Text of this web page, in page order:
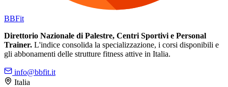
BBFit
Direttorio Nazionale di Palestre, Centri Sportivi e Personal
Trainer. L'indice consolida la specializzazione, i corsi disponibili e
gli abbonamenti delle strutture fitness attive in Italia.
info@bbfit.it
Italia